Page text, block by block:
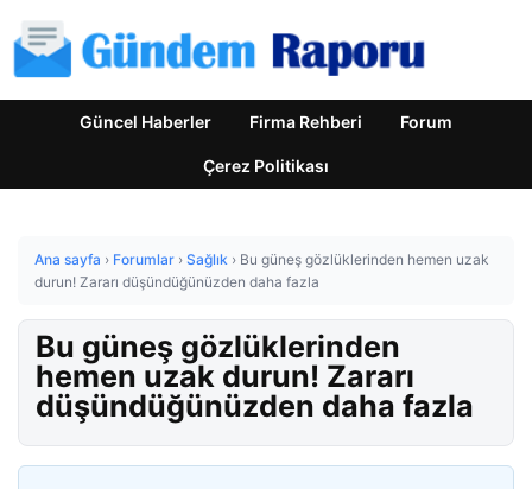
Güncel Haberler Firma Rehberi Forum
Çerez Politikası
Ana sayfa › Forumlar › Sağlık › Bu güneş gözlüklerinden hemen uzak
durun! Zararı düşündüğünüzden daha fazla
Bu güneş gözlüklerinden
hemen uzak durun! Zararı
düşündüğünüzden daha fazla